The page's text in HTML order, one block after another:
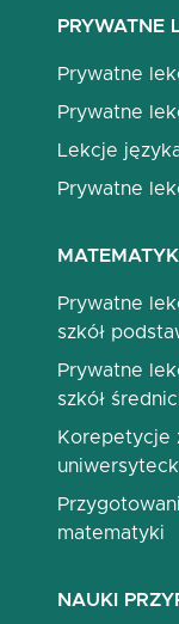
PRYWATNE
Prywatne
Prywatne
Lekcje
Prywatne
Prywatne
szkół
Prywatne
szkół
Korepetycje
matematyki
NAUKI